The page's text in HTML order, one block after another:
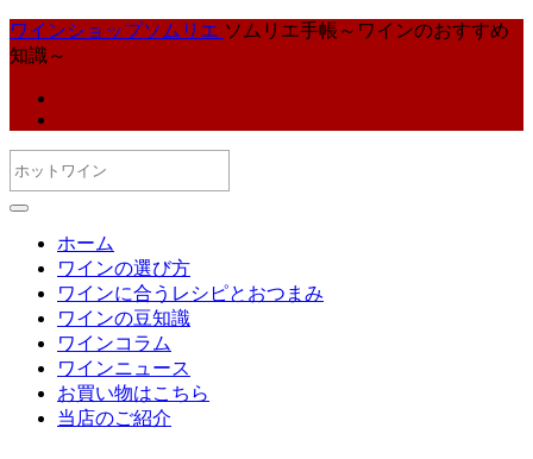
ワインショップソムリエ ソムリエ手帳～ワインのおすすめ
知識～
ホーム
ワインの選び方
ワインに合うレシピとおつまみ
ワインの豆知識
ワインコラム
ワインニュース
お買い物はこちら
当店のご紹介